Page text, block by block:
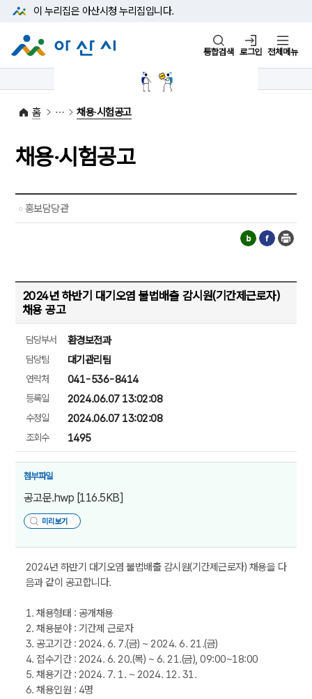
본문 바로가기
메뉴 바로가기
이 누리집은 아산시청 누리집입니다.
통합검색 로그인 전체메뉴
(아산시 콜센터)1422-42
홈 채용‧시험공고
채용‧시험공고
홍보담당관
2024년 하반기 대기오염 불법배출 감시원(기간제근로자)
채용 공고
담당부서 환경보전과
담당팀 대기관리팀
연락처 041-536-8414
등록일 2024.06.07 13:02:08
수정일 2024.06.07 13:02:08
조회수 1495
첨부파일
공고문.hwp [116.5KB]
미리보기
2024년 하반기 대기오염 불법배출 감시원(기간제근로자) 채용을 다
음과 같이 공고합니다.
1. 채용형태 : 공개채용
2. 채용분야 : 기간제 근로자
3. 공고기간 : 2024. 6. 7.(금) ~ 2024. 6. 21.(금)
4. 접수기간 : 2024. 6. 20.(목) ~ 6. 21.(금), 09:00~18:00
5. 채용기간 : 2024. 7. 1. ~ 2024. 12. 31.
6. 채용인원 : 4명